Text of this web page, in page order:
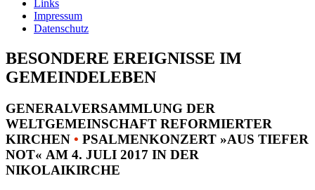
Links
Impressum
Datenschutz
BESONDERE EREIGNISSE IM
GEMEINDELEBEN
GENERALVERSAMMLUNG DER
WELTGEMEINSCHAFT REFORMIERTER
KIRCHEN • PSALMENKONZERT »AUS TIEFER
NOT« AM 4. JULI 2017 IN DER
NIKOLAIKIRCHE